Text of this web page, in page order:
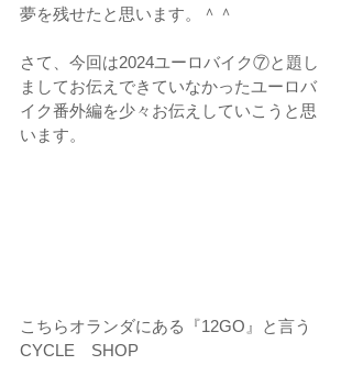
夢を残せたと思います。＾＾
さて、今回は2024ユーロバイク⑦と題し
ましてお伝えできていなかったユーロバ
イク番外編を少々お伝えしていこうと思
います。
こちらオランダにある『12GO』と言う
CYCLE　SHOP